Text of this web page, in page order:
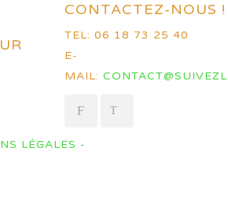
CONTACTEZ-NOUS !
TEL: 06 18 73 25 40
E-
MAIL:
LÉGALES -